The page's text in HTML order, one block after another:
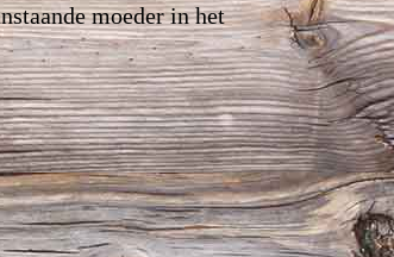
moeder in het